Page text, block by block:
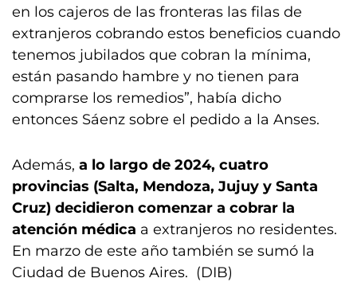
en los cajeros de las fronteras las filas de
extranjeros cobrando estos beneficios cuando
tenemos jubilados que cobran la mínima,
están pasando hambre y no tienen para
comprarse los remedios”, había dicho
entonces Sáenz sobre el pedido a la Anses.
Además, a lo largo de 2024, cuatro
provincias (Salta, Mendoza, Jujuy y Santa
Cruz) decidieron comenzar a cobrar la
atención médica a extranjeros no residentes.
En marzo de este año también se sumó la
Ciudad de Buenos Aires. (DIB)